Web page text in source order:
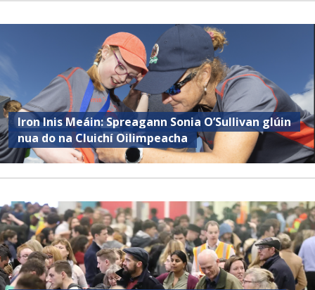
Iron Inis Meáin: Spreagann Sonia O’Sullivan glúin
nua do na Cluichí Oilimpeacha